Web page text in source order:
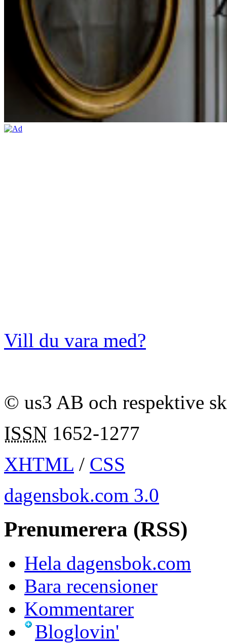
Vill du vara med?
© us3 AB och respektive
ISSN 1652-1277
XHTML / CSS
dagensbok.com 3.0
Prenumerera (RSS)
Hela dagensbok.com
Bara recensioner
Kommentarer
Bloglovin'